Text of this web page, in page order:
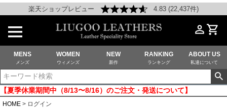
楽天ショップレビュー 4.83 (22,437件)
MENS
メンズ
WOMEN
ウィメンズ
NEW
新作
RANKING
ランキング
ABOUT US
私達について
【夏季休業期間中（8/13〜8/16）のご注文・発送について】
HOME ログイン